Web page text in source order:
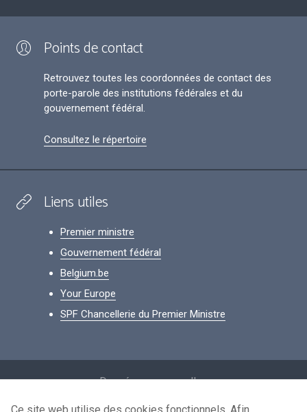
Points de contact
Retrouvez toutes les coordonnées de contact des
porte-parole des institutions fédérales et du
gouvernement fédéral.
Consultez le répertoire
Liens utiles
Premier ministre
Gouvernement fédéral
Belgium.be
Your Europe
SPF Chancellerie du Premier Ministre
Données personnelles
Conditions de réutilisation